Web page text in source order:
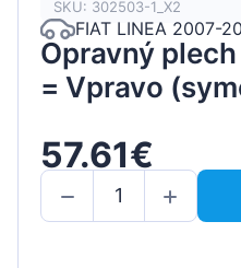
SKU: 302503-1_X2
FIAT LINEA 2007-
Opravný
= Vpravo
57.61€